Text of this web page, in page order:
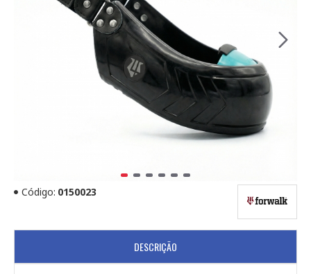
Código: 0150023
DESCRIÇÃO